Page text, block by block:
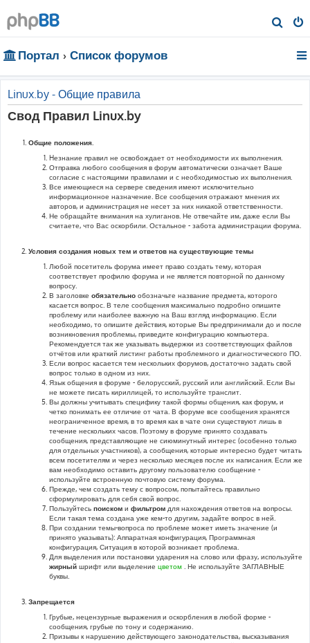
о
Портал Список форумов
Linux.by - Общие правила
Свод Правил Linux.by
Общие положения.
Hезнание правил не освобождает от необходимости их выполнения.
Отправка любого сообщения в форум автоматически означает Ваше
согласие с настоящими правилами и с необходимостью их выполнения.
Все имеющиеся на сервере сведения имеют исключительно
информационное назначение. Все сообщения отражают мнения их
авторов, и администрация не несет за них никакой ответственности.
Не обращайте внимания на хулиганов. Не отвечайте им, даже если Вы
считаете, что Вас оскорбили. Остальное - забота администрации форума.
Условия создания новых тем и ответов на существующие темы
Любой посетитель форума имеет право создать тему, которая
соответствует профилю форума и не является повторной по данному
вопросу.
В заголовке обязательно обозначьте название предмета, которого
касается вопрос. В теле сообщения максимально подробно опишите
проблему или наиболее важную на Ваш взгляд информацию. Если
необходимо, то опишите действия, которые Вы предпринимали до и после
возникновения проблемы, приведите конфигурацию компьютера.
Рекомендуется так же указывать выдержки из соответствующих файлов
отчётов или краткий листинг работы проблемного и диагностического ПО.
Если вопрос касается тем нескольких форумов, достаточно задать свой
вопрос только в одном из них.
Язык общения в форуме - белорусский, русский или английский. Если Вы
не можете писать кириллицей, то используйте транслит.
Вы должны учитывать специфику такой формы общения, как форум, и
четко понимать ее отличие от чата. В форуме все сообщения хранятся
неограниченное время, в то время как в чате они существуют лишь в
течение нескольких часов. Поэтому в форуме принято создавать
сообщения, представляющие не сиюминутный интерес (особенно только
для отдельных участников), а сообщения, которые интересно будет читать
всем посетителям и через несколько месяцев после их написания. Если же
вам необходимо оставить другому пользователю сообщение -
используйте встроенную почтовую систему форума.
Прежде, чем создать тему с вопросом, попытайтесь правильно
сформулировать для себя свой вопрос.
Пользуйтесь поиском и фильтром для нахождения ответов на вопросы.
Если такая тема создана уже кем-то другим, задайте вопрос в ней.
При создании темы-вопроса по проблеме может иметь значение (и
принято указывать): Аппаратная конфигурация, Программная
конфигурация, Ситуация в которой возникает проблема.
Для выделения или постановки ударения на слово или фразу, используйте
жирный шрифт или выделение цветом . Не используйте ЗАГЛАВНЫЕ
буквы.
Запрещается
Грубые, нецензурные выражения и оскорбления в любой форме -
сообщения, грубые по тону и содержанию.
Призывы к нарушению действующего законодательства, высказывания